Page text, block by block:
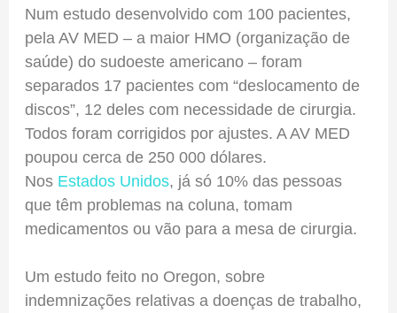
Num estudo desenvolvido com 100 pacientes,
pela AV MED – a maior HMO (organização de
saúde) do sudoeste americano – foram
separados 17 pacientes com “deslocamento de
discos”, 12 deles com necessidade de cirurgia.
Todos foram corrigidos por ajustes. A AV MED
poupou cerca de 250 000 dólares.
Nos Estados Unidos, já só 10% das pessoas
que têm problemas na coluna, tomam
medicamentos ou vão para a mesa de cirurgia.
Um estudo feito no Oregon, sobre
indemnizações relativas a doenças de trabalho,